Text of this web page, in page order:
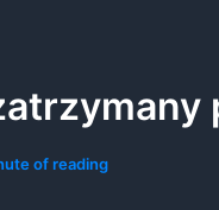
of reading